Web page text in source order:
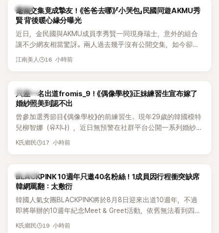
韓星
毫無交集竟成摯友！《爸爸去哪》「小哭包」民國同遊AKMU秀
賢 背後暖心緣分曝光
近日，金民國與AKMU成員李秀賢一同現身瑞士，意外的組合
讓不少網友相當驚訝。兩人過去幾乎沒有公開交集，如今卻一
起踏上瑞士之旅，也讓粉絲紛紛好奇：「他們到底是怎麼認識
江南美人 16 小時前
K-POP
只差一名出道fromis_9！《偶像學校》正妹練習生宣布嫁了
婚紗照美到認不出
曾參加選秀節目《偶像學校》的前練習生、現年29歲的韓國模特
兒柳智娜（유지나），近日無預警在社群平台公開一系列婚紗
照，親自宣布即將步入婚姻，消息曝光後讓不少曾追看節目的
K氏鄉民 17 小時前
K-POP
BLACKPINK 10週年只邀40名粉絲！1成員因行程衝突缺席
韓網罵翻：太敷衍
韓國人氣女團BLACKPINK將於8月8日迎來出道10週年，不過
即將舉辦的10週年紀念Meet & Greet活動，依舊無法看到四人
合體。根據韓媒《MyDaily》7日報導，當天將由Jisoo（智秀）、
K氏鄉民 19 小時前